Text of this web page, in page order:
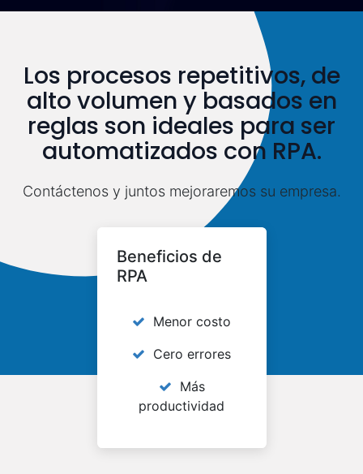
Los procesos repetitivos, de
alto volumen y basados en
reglas son ideales para ser
automatizados con RPA.
Contáctenos y juntos mejoraremos su empresa.
Beneficios de
RPA
Menor costo
Cero errores
Más
productividad